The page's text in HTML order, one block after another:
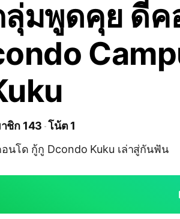
มพูดคุย ดีค
ชิก 143 โน้ต 1
นโด กู้กู Dcondo Kuku เล่าสู่กันฟัน